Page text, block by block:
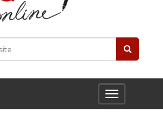
Toggle
navigation